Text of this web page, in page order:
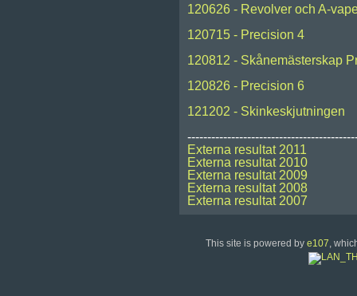
120626 - Revolver och A-
120715 - Precision 4
120812 - Skånemästerskap
120826 - Precision 6
121202 - Skinkeskjutningen
Externa resultat 2011
Externa resultat 2010
Externa resultat 2009
Externa resultat 2008
Externa resultat 2007
This site is powered bye107,